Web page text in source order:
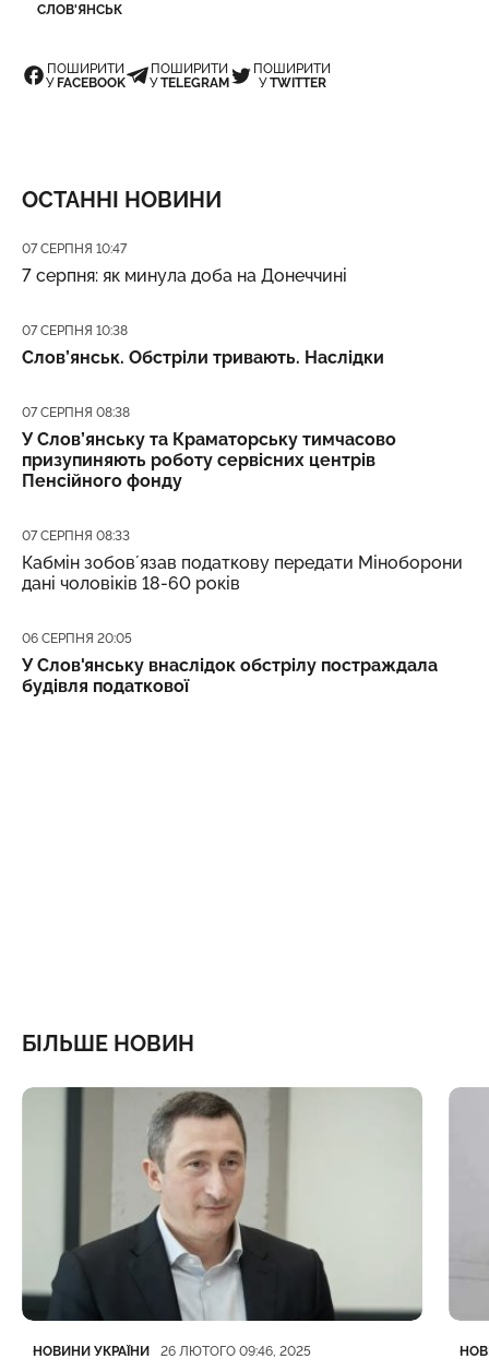
СЛОВ'ЯНСЬК
ПОШИРИТИ
У FACEBOOK
ПОШИРИТИ
УTELEGRAM
ПОШИРИТИ
УTWITTER
ОСТАННІ НОВИНИ
Дата публікації
07 СЕРПНЯ 10:47
7 серпня: як минула доба на Донеччині
Дата публікації
07 СЕРПНЯ 10:38
Слов’янськ. Обстріли тривають. Наслідки
Дата публікації
07 СЕРПНЯ 08:38
У Слов’янську та Краматорську тимчасово
призупиняють роботу сервісних центрів
Пенсійного фонду
Дата публікації
07 СЕРПНЯ 08:33
Кабмін зобовʼязав податкову передати Міноборони
дані чоловіків 18-60 років
Дата публікації
06 СЕРПНЯ 20:05
У Слов'янську внаслідок обстрілу постраждала
будівля податкової
БІЛЬШЕ НОВИН
Категорія
НОВИНИ УКРАЇНИ
Дата публікації 26 ЛЮТОГО 09:46, 2025